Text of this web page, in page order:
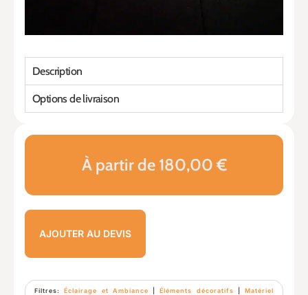
À partir de 180,00 €
AJOUTER AU DEVIS
Filtres:Éclairage et Ambiance |Éléments décoratifs
Matériel
Description
Options de livraison